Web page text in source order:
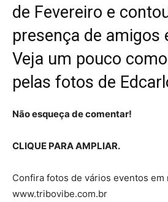
de Fevereiro e
presença de amigos
Veja um pouco
pelas fotos de
Não esqueça de comentar!
CLIQUE PARA AMPLIAR.
Confira fotos de vários eventos em
www.tribovibe.com.br